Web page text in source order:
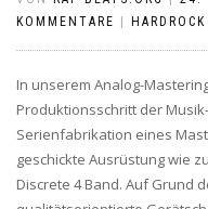
KOMMENTARE
HARDROCK
In unserem Analog-
Produktionsschritt der
Serienfabrikation eines
geschickte Ausrüstung wie
Discrete 4 Band. Auf Grund